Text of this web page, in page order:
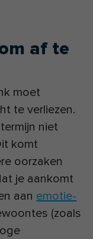
af te
moet
te verliezen.
niet
komt
oorzaken
je aankomt
aan emotie-
(zoals